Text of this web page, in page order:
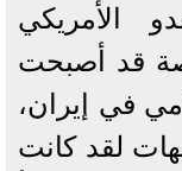
الأمريكي
قد أصبحت
في إيران،
لقد كانت